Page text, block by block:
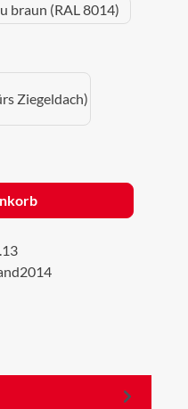
braun (RAL 8014)
Ziegeldach)
den gewünschten